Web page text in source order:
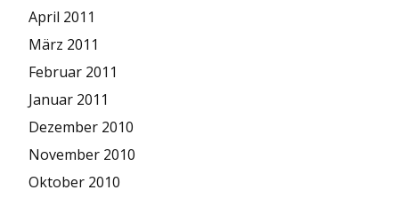
April 2011
März 2011
Februar 2011
Januar 2011
Dezember 2010
November 2010
Oktober 2010